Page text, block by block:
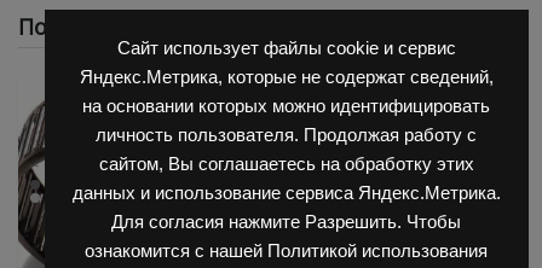
Сайт использует файлы cookie и сервис
Яндекс.Метрика, которые не содержат сведений,
на основании которых можно идентифицировать
личность пользователя. Продолжая работу с
сайтом, Вы соглашаетесь на обработку этих
данных и использование сервиса Яндекс.Метрика.
Для согласия нажмите Разрешить. Чтобы
ознакомится с нашей Политикой использования
Похожие